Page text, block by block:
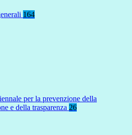
164
per la prevenzione della
e della trasparenza 26